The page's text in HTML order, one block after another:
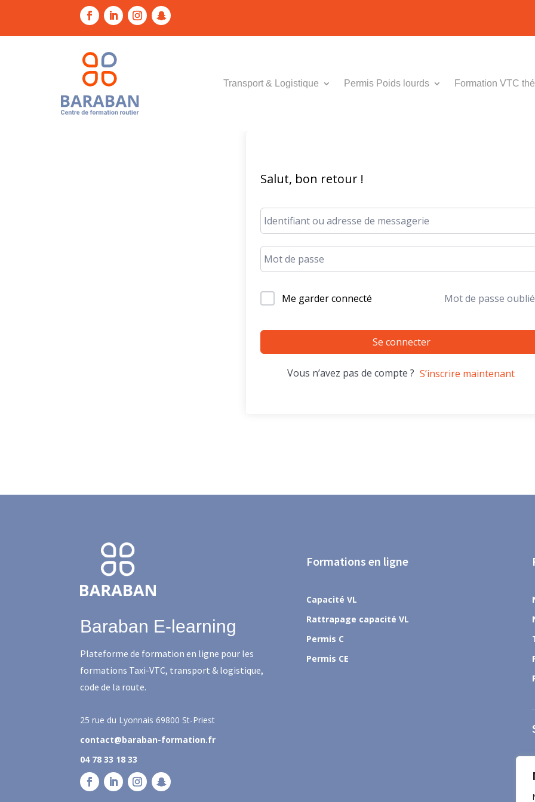
Transport & Logistique Permis Poids lourds Formation VTC
Salut, bon retour !
Me garder connecté Mot de passe
Se connecter
Vous n’avez pas de compte ? S’inscrire maintenant
Baraban E-learning
Plateforme de formation en ligne pour les
formations Taxi-VTC, transport & logistique,
code de la route.
25 rue du Lyonnais 69800 St-Priest
contact@baraban-formation.fr
04 78 33 18 33
Formations en ligne
Capacité VL
Rattrapage capacité VL
Permis C
Permis CE